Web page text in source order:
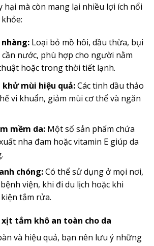
mà còn mang lại nhiều lợi ích nổi
nhàng:Loại bỏ mồ hôi, dầu thừa, bụi
nước, phù hợp cho người nằm
hoặc trong thời tiết lạnh.
khử mùi hiệu quả:Các tinh dầu thảo
vi khuẩn, giảm mùi cơ thể và ngăn
mềm da:Một số sản phẩm chứa
nha đam hoặc vitamin E giúp da
chóng:Có thể sử dụng ở mọi nơi,
viện, khi đi du lịch hoặc khi
tắm rửa.
xịt tắm khô an toàn cho da
và hiệu quả, bạn nên lưu ý những